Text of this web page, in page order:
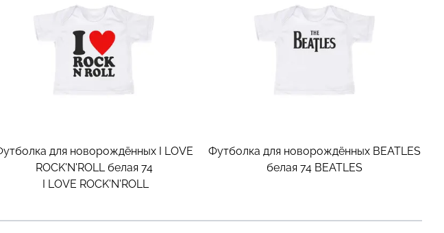
для новорождённых I LOVE
ROCK'N'ROLL белая 74
I LOVE ROCK'N'ROLL
Футболка для новорождённых BEATLES
белая 74 BEATLES